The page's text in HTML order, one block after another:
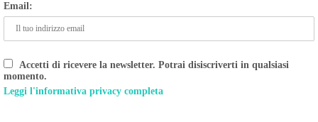
Email:
Accetti di ricevere la newsletter. Potrai disiscriverti in qualsiasi
momento.
Leggi l'informativa privacy completa